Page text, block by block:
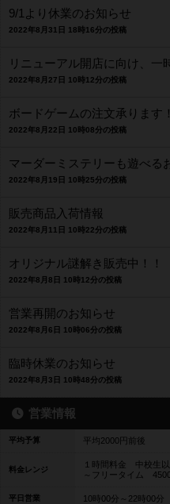
9/1より休業のお知らせ
2022年8月31日 18時16分の投稿
リニューアル開店に向け、一
2022年8月27日 10時12分の投稿
ボードゲームの注文承ります！
2022年8月22日 10時08分の投稿
マーダーミステリーも遊べる
2022年8月19日 10時25分の投稿
販売商品入荷情報
2022年8月11日 10時22分の投稿
オリジナル謎解き販売中！！
2022年8月8日 10時12分の投稿
営業再開のお知らせ
2022年8月6日 10時06分の投稿
臨時休業のお知らせ
2022年8月3日 10時48分の投稿
営業情報
平均予算 平均2000円前後
料金レンジ
１時間料金 中校生
～フリータイム
平日営業 10時00分～22時00分